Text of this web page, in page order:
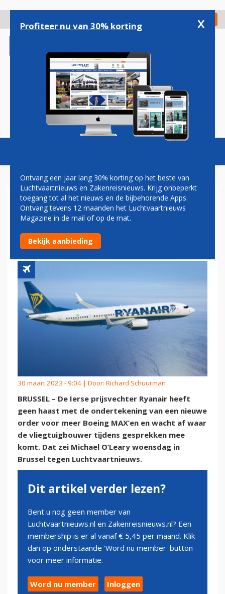
gaan
Check in
Magazine Podcasts Vacatures
RYANAIR HEEFT GEEN HAAST
MET NIEUWE ORDER VOOR
BOEING MAX
30 maart 2023 - 9:04 | Door: Richard Schuurman
BRUSSEL – De Ierse prijsvechter Ryanair heeft
geen haast met de ondertekening van een nieuwe
order voor meer Boeing MAX’en en wacht af waar
de vliegtuigbouwer tijdens gesprekken mee
komt. Dat zei Michael O’Leary woensdag in
Brussel tegen Luchtvaartnieuws.
Dit artikel verder lezen?
Bent u nog geen member van
Luchtvaartnieuws.nl en Zakenreisnieuws.nl? Een
membership is er al vanaf € 5,45 per maand. Klik
dan op onderstaande 'Word nu member' button
voor meer informatie.
Word nu member Inloggen
Profiteer nu van 30% korting x
Ontvang een jaar lang 30% korting op het beste van
Luchtvaartnieuws en Zakenreisnieuws. Krijg onbeperkt
toegang tot al het nieuws en de bijbehorende Apps.
Ontvang tevens 12 maanden het Luchtvaartnieuws
Magazine in de mail of op de mat.
Bekijk aanbieding